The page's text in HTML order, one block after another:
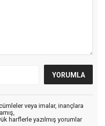
veya imalar, inançlara
harflerle yazılmış yorumlar